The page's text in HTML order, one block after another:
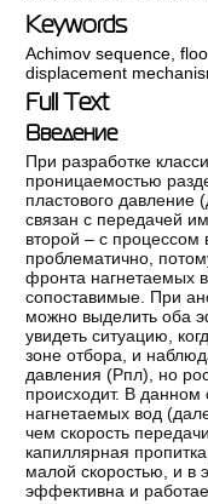
Keywords
Achimov sequence ,
displacement
Full Text
Введение
При разработке
проницаемостью
пластового
связан с передачей
второй – с процессом
проблематично,
фронта нагнетаемых
сопоставимые. При
можно выделить оба
увидеть ситуацию,
зоне отбора, и
давления (Рпл), но
происходит. В данном
нагнетаемых вод
чем скорость
капиллярная
малой скоростью, и в
эффективна и